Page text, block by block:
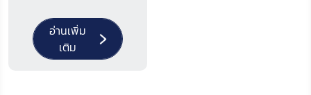
อ่านเพิ่ม
เติม